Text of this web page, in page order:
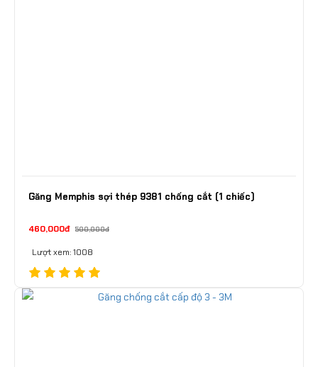
Găng Memphis sợi thép 9381 chống cắt (1 chiếc)
460,000đ 500,000đ
Lượt xem: 1008